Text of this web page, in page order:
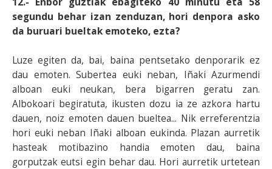
segundu behar izan zenduzan, hori denpora asko
da buruari bueltak emoteko, ezta?
Luze egiten da, bai, baina pentsetako denporarik ez
dau emoten. Subertea euki neban, Iñaki Azurmendi
alboan euki neukan, bera bigarren geratu zan.
Albokoari begiratuta, ikusten dozu ia ze azkora hartu
dauen, noiz emoten dauen bueltea... Nik erreferentzia
hori euki neban Iñaki alboan eukinda. Plazan aurretik
hasteak motibazino handia emoten dau, baina
gorputzak eutsi egin behar dau. Hori aurretik urtetean